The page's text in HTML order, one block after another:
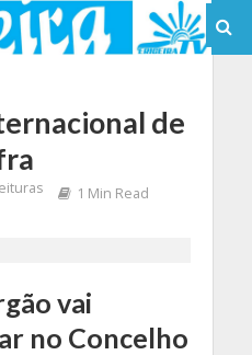
de
1 Min Read
vai
no Concelho